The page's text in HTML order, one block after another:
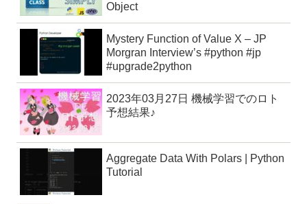
Object
Mystery Function of Value X – JP
Morgran Interview’s #python #jp
#upgrade2python
2023年03月27日 機械学習でのロト
予想結果♪
Aggregate Data With Polars | Python
Tutorial